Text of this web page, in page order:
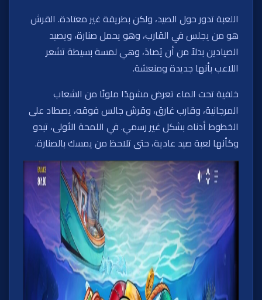
اللعبة تدور حول الصيد، ولكن بطريقة غير معتادة. القرش
هو من يجلس في القارب، وهو يحمل صنارة، ويصيد
الصيادين بدلاً من أن يُصادَ، وهي لمسة بسيطة تشعر
اللاعب بأنها جديدة ومنعشة.
خلفية تحت الماء تعرض مشهدًا ملونًا من الشعاب
المرجانية، وقارب غارق، وقرش جالس فوقه، يصطاد على
الخطوط أدناه بشكل غير رسمي. في اللمحة الأولى، تبدو
وكأنها لعبة صيد عادية، حتى تلاحظ من يمسك بالصنارة.